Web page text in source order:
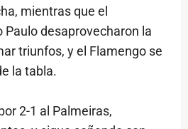
mientras que el
Paulo desaprovecharon la
triunfos, y el Flamengo se
la tabla.
2-1 al Palmeiras,